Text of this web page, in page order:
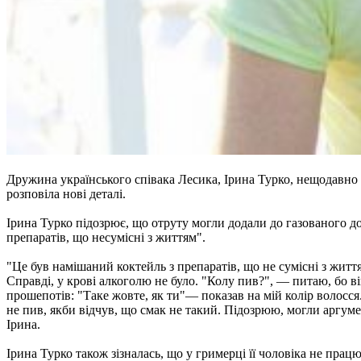
Дружина українського співака Лесика, Ірина Турко,
розповіла нові деталі.
Ірина Турко підозрює, що отруту могли додали до газованого
препаратів, що несумісні з життям".
"Це був намішаний коктейль з препаратів, що не сумісні з
Справді, у крові алкоголю не було. "Колу пив?", — питаю, бо
прошепотів: "Таке жовте, як ти"— показав на мій колір
не пив, якби відчув, що смак не такий. Підозрюю, могли
Ірина.
Ірина Турко також зізналась, що у гримерці її чоловіка не